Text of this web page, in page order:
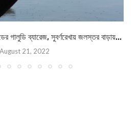
ব্যারেজ, সুবর্ণরেখায় জলস্তর বাড়ায়...
August 21, 2022